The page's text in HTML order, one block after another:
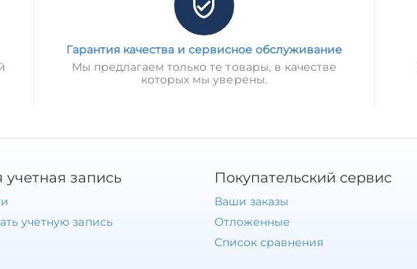
Гарантия качества и сервисное обслуживание
Мы предлагаем только те товары, в качестве
которых мы уверены.
учетная запись
учетную запись
Покупательский сервис
Ваши заказы
Отложенные
Список сравнения